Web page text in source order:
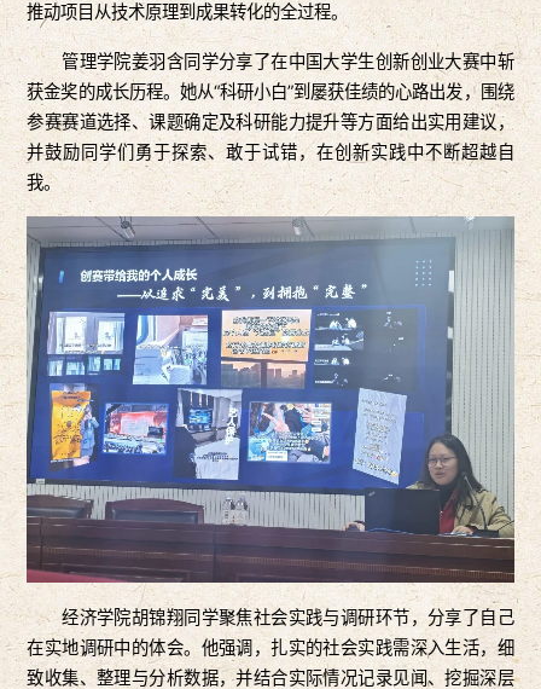
推动项目从技术原理到成果转化的全过程。
管理学院姜羽含同学分享了在中国大学生创新创业大赛中斩
获金奖的成长历程。她从“科研小白”到屡获佳绩的心路出发，围绕
参赛赛道选择、课题确定及科研能力提升等方面给出实用建议，
并鼓励同学们勇于探索、敢于试错，在创新实践中不断超越自
我。
经济学院胡锦翔同学聚焦社会实践与调研环节，分享了自己
在实地调研中的体会。他强调，扎实的社会实践需深入生活，细
致收集、整理与分析数据，并结合实际情况记录见闻、挖掘深层